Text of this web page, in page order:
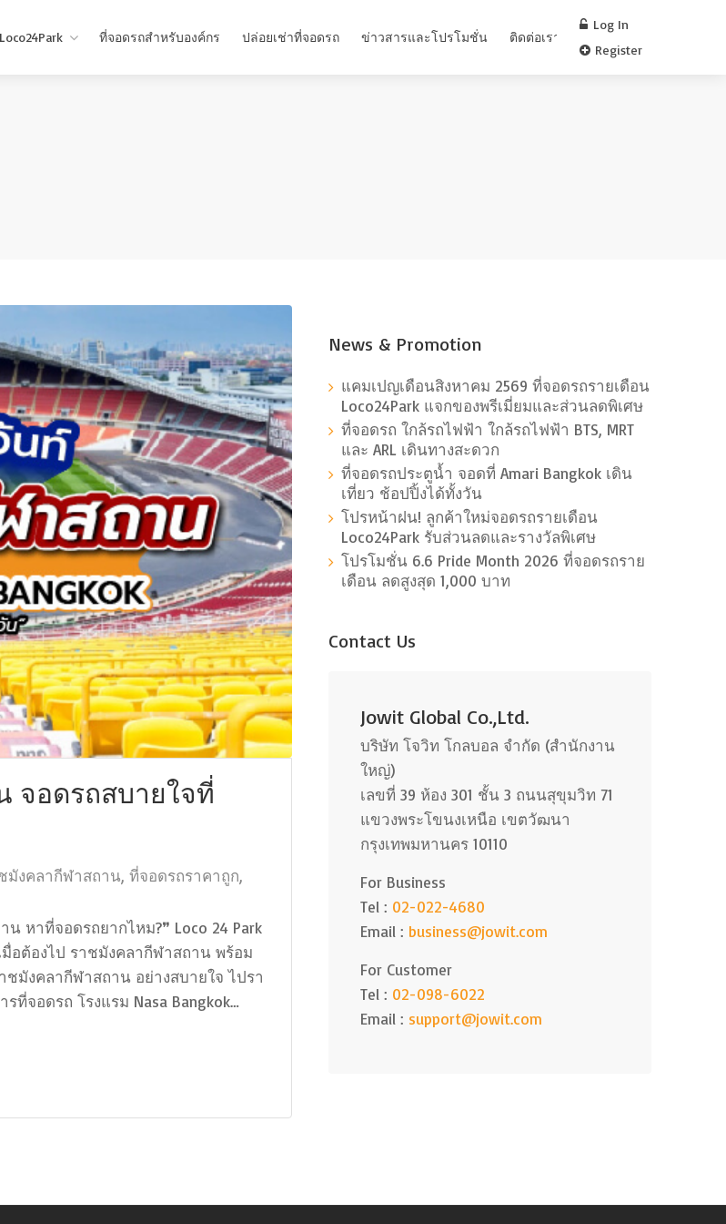
ที่จอดรถสำหรับองค์กร ปล่อยเช่าที่จอดรถ ข่าวสารและโปรโมชั่น ติดต่อเรา
Log In
Register
จอดรถสบายใจที่
มังคลากีฬาสถาน, ที่จอดรถราคาถูก,
หาที่จอดรถยากไหม?❞ Loco 24 Park
อต้องไป ราชมังคลากีฬาสถาน พร้อม
ชมังคลากีฬาสถาน อย่างสบายใจ ไปรา
ที่จอดรถ โรงแรม Nasa Bangkok…
News & Promotion
แคมเปญเดือนสิงหาคม 2569 ที่จอดรถรายเดือน
Loco24Park แจกของพรีเมี่ยมและส่วนลดพิเศษ
ที่จอดรถ ใกล้รถไฟฟ้า ใกล้รถไฟฟ้า BTS, MRT
และ ARL เดินทางสะดวก
ที่จอดรถประตูน้ำ จอดที่ Amari Bangkok เดิน
เที่ยว ช้อปปิ้งได้ทั้งวัน
โปรหน้าฝน! ลูกค้าใหม่จอดรถรายเดือน
Loco24Park รับส่วนลดและรางวัลพิเศษ
โปรโมชั่น 6.6 Pride Month 2026 ที่จอดรถราย
เดือน ลดสูงสุด 1,000 บาท
Contact Us
Jowit Global Co.,Ltd.
บริษัท โจวิท โกลบอล จำกัด (สำนักงาน
ใหญ่)
เลขที่ 39 ห้อง 301 ชั้น 3 ถนนสุขุมวิท 71
แขวงพระโขนงเหนือ เขตวัฒนา
กรุงเทพมหานคร 10110
For Business
Tel : 02-022-4680
Email : business@jowit.com
For Customer
Tel : 02-098-6022
Email : support@jowit.com